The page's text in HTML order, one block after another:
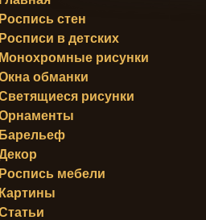
Роспись стен
Росписи в детских
Монохромные рисунки
обманки
рисунки
Барельеф
Роспись мебели
Картины